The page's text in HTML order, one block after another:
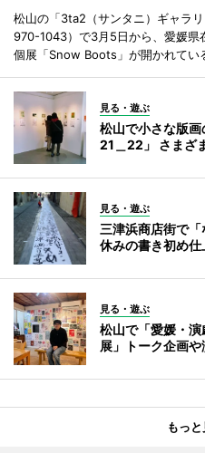
松山の「3ta2（サンタニ）ギャラ
970-1043）で3月5日から、愛媛県
個展「Snow Boots」が開かれてい
見る・遊ぶ
松山で小さな版
21＿22」 さまざ
見る・遊ぶ
三津浜商店街で
休みの書き初め
見る・遊ぶ
松山で「愛媛・
展」トーク企画
もっ